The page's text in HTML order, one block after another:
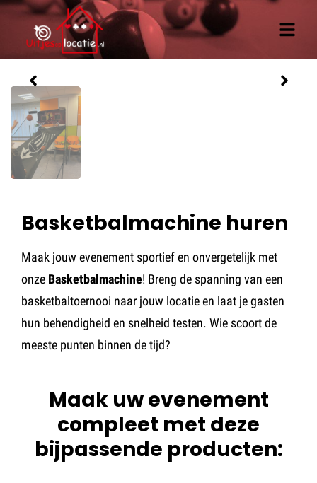
Offerte aanvragen
Basketbalmachine huren
Maak jouw evenement sportief en onvergetelijk met
onze Basketbalmachine! Breng de spanning van een
basketbaltoernooi naar jouw locatie en laat je gasten
hun behendigheid en snelheid testen. Wie scoort de
meeste punten binnen de tijd?
Maak uw evenement
compleet met deze
bijpassende producten: